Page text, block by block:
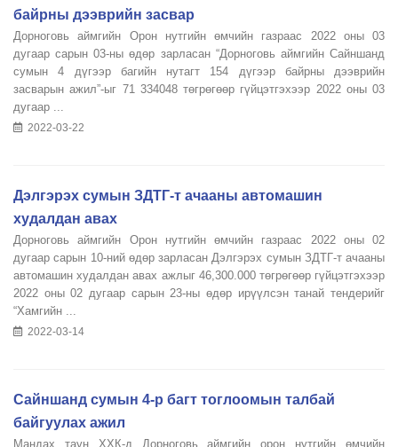
байрны дээврийн засвар
Дорноговь аймгийн Орон нутгийн өмчийн газраас 2022 оны 03
дугаар сарын 03-ны өдөр зарласан “Дорноговь аймгийн Сайншанд
сумын 4 дүгээр багийн нутагт 154 дүгээр байрны дээврийн
засварын ажил”-ыг 71 334048 төгрөгөөр гүйцэтгэхээр 2022 оны 03
дугаар ...
2022-03-22
Дэлгэрэх сумын ЗДТГ-т ачааны автомашин
худалдан авах
Дорноговь аймгийн Орон нутгийн өмчийн газраас 2022 оны 02
дугаар сарын 10-ний өдөр зарласан Дэлгэрэх сумын ЗДТГ-т ачааны
автомашин худалдан авах ажлыг 46,300.000 төгрөгөөр гүйцэтгэхээр
2022 оны 02 дугаар сарын 23-ны өдөр ирүүлсэн танай тендерийг
“Хамгийн ...
2022-03-14
Сайншанд сумын 4-р багт тоглоомын талбай
байгуулах ажил
Мандах таун ХХК-д Дорноговь аймгийн орон нутгийн өмчийн